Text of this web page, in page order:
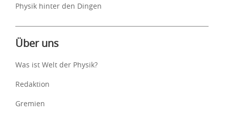
Physik hinter den Dingen
Über uns
Was ist Welt der Physik?
Redaktion
Gremien